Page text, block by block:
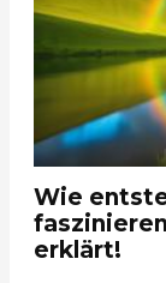
Wie
erklärt!